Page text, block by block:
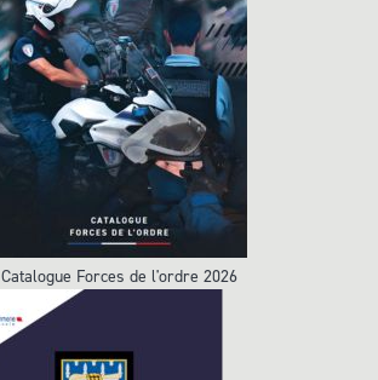
Catalogue Forces de l'ordre 2026